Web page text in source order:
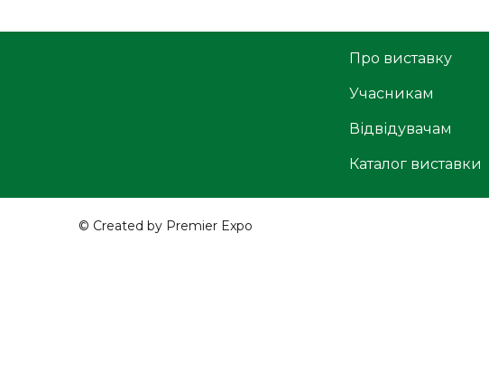
Про виставку
Учасникам
Відвідувачам
Каталог виставки
© Created by Premier Expo